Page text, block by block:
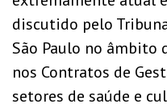
discutido pelo
São Paulo no âmbito
nos Contratos de
setores de saúde e